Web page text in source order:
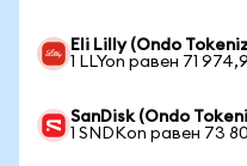
Eli Lilly (Ondo
1 LLYon равен 71
SanDisk (Ondo
1 SNDKon равен 73